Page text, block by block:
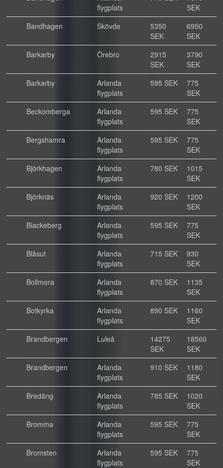
flygplats
SEK
Bandhagen
Skövde
5350
SEK
6950
SEK
Barkarby
Örebro
2915
SEK
3790
SEK
Barkarby
Arlanda
flygplats
595 SEK
775
SEK
Beckomberga
Arlanda
flygplats
595 SEK
775
SEK
Bergshamra
Arlanda
flygplats
595 SEK
775
SEK
Björkhagen
Arlanda
flygplats
780 SEK
1015
SEK
Björknäs
Arlanda
flygplats
920 SEK
1200
SEK
Blackeberg
Arlanda
flygplats
595 SEK
775
SEK
Blåsut
Arlanda
flygplats
715 SEK
930
SEK
Bollmora
Arlanda
flygplats
870 SEK
1135
SEK
Botkyrka
Arlanda
flygplats
890 SEK
1160
SEK
Brandbergen
Luleå
14275
SEK
18560
SEK
Brandbergen
Arlanda
flygplats
910 SEK
1180
SEK
Bredäng
Arlanda
flygplats
785 SEK
1020
SEK
Bromma
Arlanda
flygplats
595 SEK
775
SEK
Bromsten
Arlanda
flygplats
595 SEK
775
SEK